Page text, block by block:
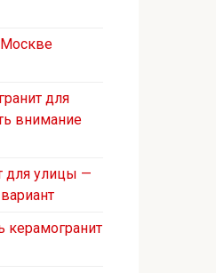
для
внимание
для улицы —
керамогранит